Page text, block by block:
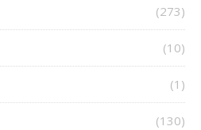
(273)
(10)
(1)
(130)